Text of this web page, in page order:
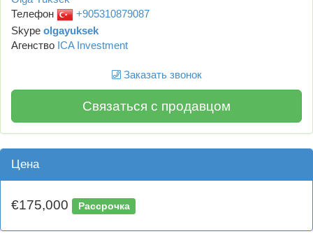
Телефон
+905310879087
Skype olgayuksek
Агенство ICA Investment
Заказать звонок
Связаться с продавцом
Цена
€175,000 Рассрочка